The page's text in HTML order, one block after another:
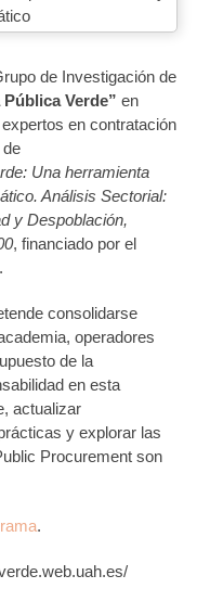
de Investigación de
Verde” en
en contratación
Una herramienta
Análisis Sectorial:
y Despoblación,
, financiado por el
consolidarse
operadores
de la
en esta
actualizar
y explorar las
Procurement son
.